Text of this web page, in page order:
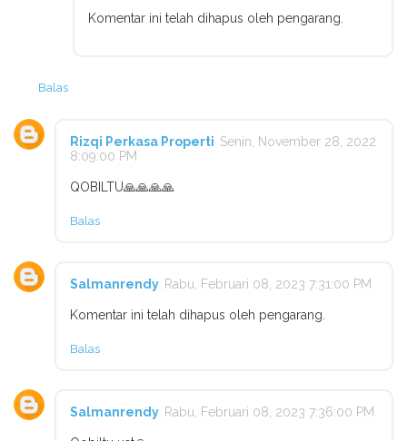
Komentar ini telah dihapus oleh pengarang.
Balas
Rizqi Perkasa Properti Senin, November 28, 2022
8:09:00 PM
QOBILTU🙏🙏🙏🙏
Balas
Salmanrendy Rabu, Februari 08, 2023 7:31:00 PM
Komentar ini telah dihapus oleh pengarang.
Balas
Salmanrendy Rabu, Februari 08, 2023 7:36:00 PM